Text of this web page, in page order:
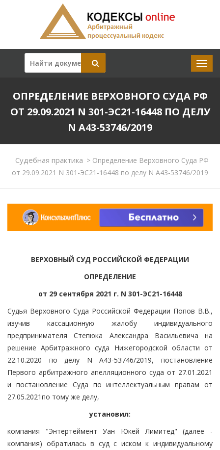
ОПРЕДЕЛЕНИЕ ВЕРХОВНОГО СУДА РФ
ОТ 29.09.2021 N 301-ЭС21-16448 ПО ДЕЛУ
N А43-53746/2019
Судебная практика >Определение Верховного Суда РФ
от 29.09.2021 N 301-ЭС21-16448 по делу N А43-53746/2019
ВЕРХОВНЫЙ СУД РОССИЙСКОЙ ФЕДЕРАЦИИ
ОПРЕДЕЛЕНИЕ
от 29 сентября 2021 г. N 301-ЭС21-16448
Судья Верховного Суда Российской Федерации Попов В.В.,
изучив кассационную жалобу индивидуального
предпринимателя Степюка Александра Васильевича на
решение Арбитражного суда Нижегородской области от
22.10.2020 по делу N А43-53746/2019, постановление
Первого арбитражного апелляционного суда от 27.01.2021
и постановление Суда по интеллектуальным правам от
27.05.2021по тому же делу,
установил:
компания "Энтертеймент Уан Юкей Лимитед" (далее -
компания) обратилась в суд с иском к индивидуальному